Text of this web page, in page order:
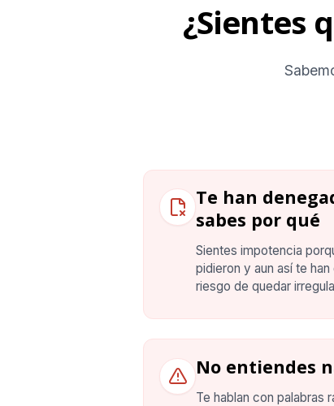
¿Sientes
Te han
sabes por qué
Sientes impotencia
pidieron y aun así te
riesgo de quedar
No entiendes
Te hablan con palabras